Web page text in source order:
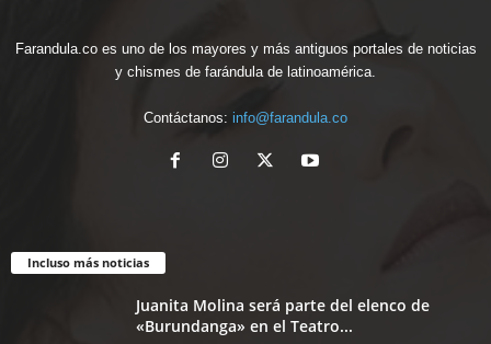
Farandula.co es uno de los mayores y más antiguos portales de noticias
y chismes de farándula de latinoamérica.
Contáctanos: info@farandula.co
Incluso más noticias
Juanita Molina será parte del elenco de
«Burundanga» en el Teatro...